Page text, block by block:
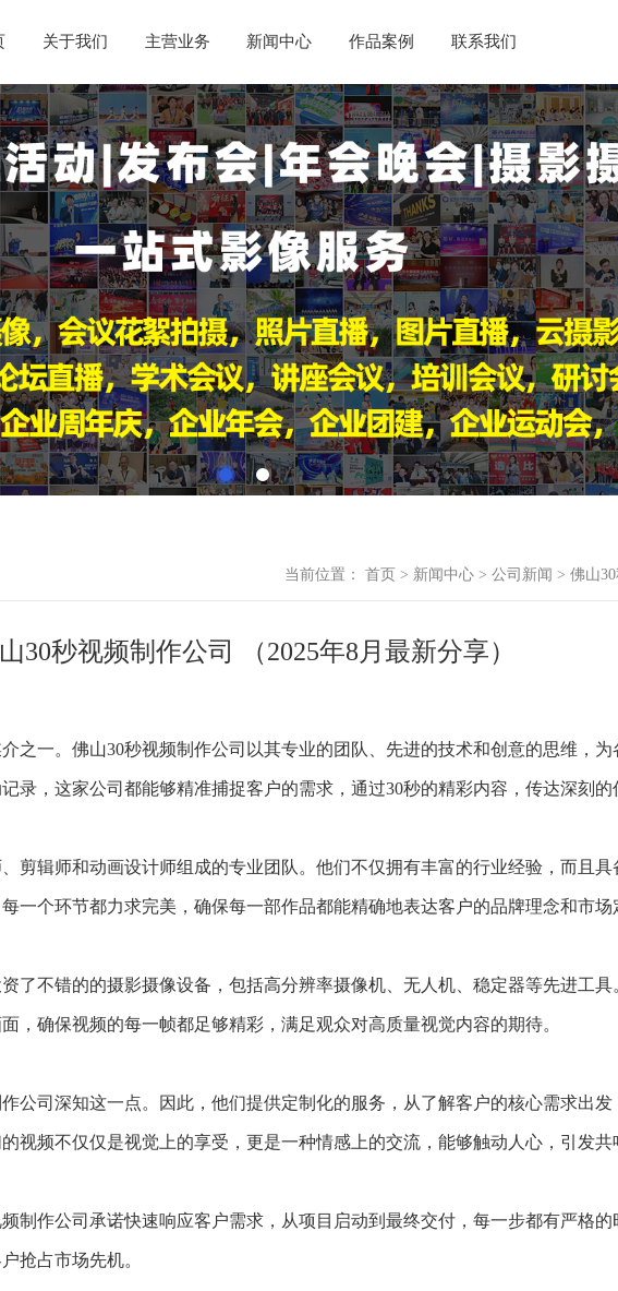
关于我们 主营业务 新闻中心 作品案例 联系我们
当前位置： 首页 > 新闻中心 > 公司新闻 > 佛山
30秒视频制作公司 （2025年8月最新分享）
之一。佛山30秒视频制作公司以其专业的团队、先进的技术和创意的思维，
录，这家公司都能够精准捕捉客户的需求，通过30秒的精彩内容，传达深刻的
剪辑师和动画设计师组成的专业团队。他们不仅拥有丰富的行业经验，而且
一个环节都力求完美，确保每一部作品都能精确地表达客户的品牌理念和市场
了不错的的摄影摄像设备，包括高分辨率摄像机、无人机、稳定器等先进工
，确保视频的每一帧都足够精彩，满足观众对高质量视觉内容的期待。
公司深知这一点。因此，他们提供定制化的服务，从了解客户的核心需求出
视频不仅仅是视觉上的享受，更是一种情感上的交流，能够触动人心，引发共
制作公司承诺快速响应客户需求，从项目启动到最终交付，每一步都有严格
抢占市场先机。